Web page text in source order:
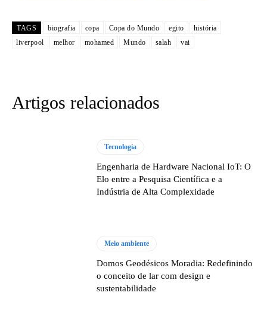
TAGS biografia copa Copa do Mundo egito
história
liverpool
melhor mohamed Mundo salah vai
Artigos relacionados
Tecnologia
Engenharia de Hardware Nacional IoT: O
Elo entre a Pesquisa Científica e a
Indústria de Alta Complexidade
Meio ambiente
Domos Geodésicos Moradia: Redefinindo
o conceito de lar com design e
sustentabilidade